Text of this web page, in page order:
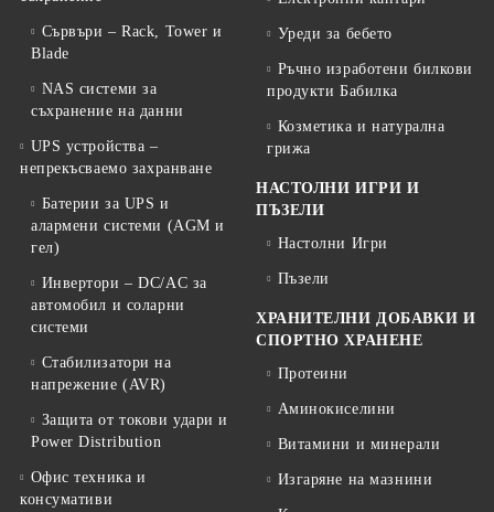
Сървъри – Rack, Tower и
Blade
NAS системи за
съхранение на данни
UPS устройства –
непрекъсваемо захранване
Батерии за UPS и
алармени системи (AGM и
гел)
Инвертори – DC/AC за
автомобил и соларни
системи
Стабилизатори на
напрежение (AVR)
Защита от токови удари и
Power Distribution
Офис техника и
консумативи
Уреди за бебето
Ръчно изработени билкови
продукти Бабилка
Козметика и натурална
грижа
НАСТОЛНИ ИГРИ И
ПЪЗЕЛИ
Настолни Игри
Пъзели
ХРАНИТЕЛНИ ДОБАВКИ И
СПОРТНО ХРАНЕНЕ
Протеини
Аминокиселини
Витамини и минерали
Изгаряне на мазнини